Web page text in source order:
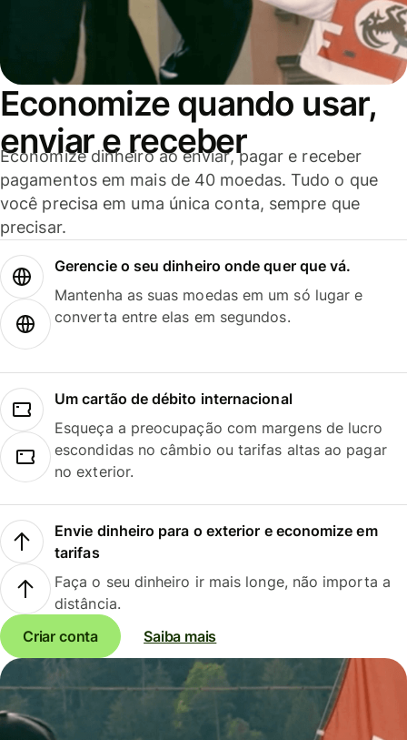
Economize quando usar,
enviar e receber
Economize dinheiro ao enviar, pagar e receber
pagamentos em mais de 40 moedas. Tudo o que
você precisa em uma única conta, sempre que
precisar.
Gerencie o seu dinheiro onde quer que vá.
Mantenha as suas moedas em um só lugar e
converta entre elas em segundos.
Um cartão de débito internacional
Esqueça a preocupação com margens de lucro
escondidas no câmbio ou tarifas altas ao pagar
no exterior.
Envie dinheiro para o exterior e economize em
tarifas
Faça o seu dinheiro ir mais longe, não importa a
distância.
Criar conta
Saiba mais